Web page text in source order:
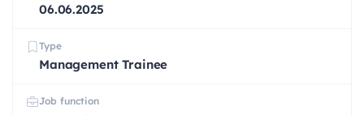
06.06.2025
Type
Management Trainee
Job function